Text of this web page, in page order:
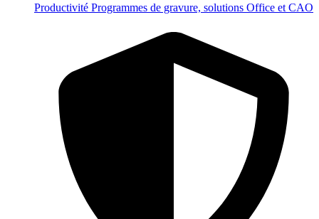
Productivité Programmes de gravure, solutions Office et CAO